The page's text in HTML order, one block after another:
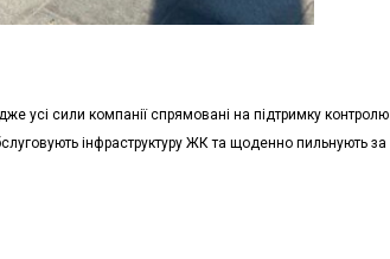
усі сили компанії спрямовані на підтримку контролю
інфраструктуру ЖК та щоденно пильнують за